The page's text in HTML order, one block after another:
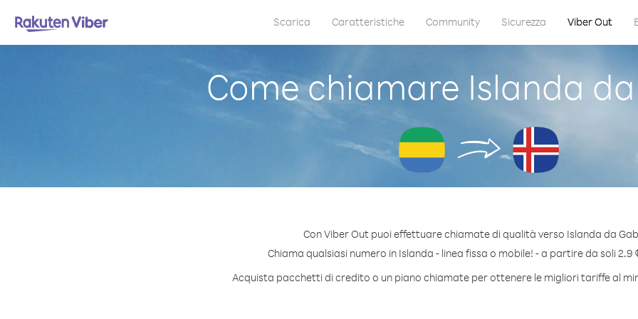
Scarica Caratteristiche Community Sicurezza Viber Out
Come chiamare Islanda
Con Viber Out puoi effettuare chiamate di qualità verso Islanda da
Chiama qualsiasi numero in Islanda - linea fissa o mobile! - a partire da soli 2.9
Acquista pacchetti di credito o un piano chiamate per ottenere le migliori tariffe al